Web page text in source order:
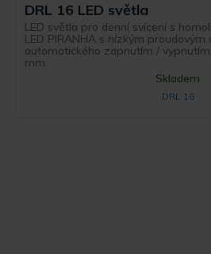
DRL 16 LED světla
LED světla pro denní svícení s
LED PIRANHA s nízkým
automatického zapnutím /
mm.
Skladem
DRL 16